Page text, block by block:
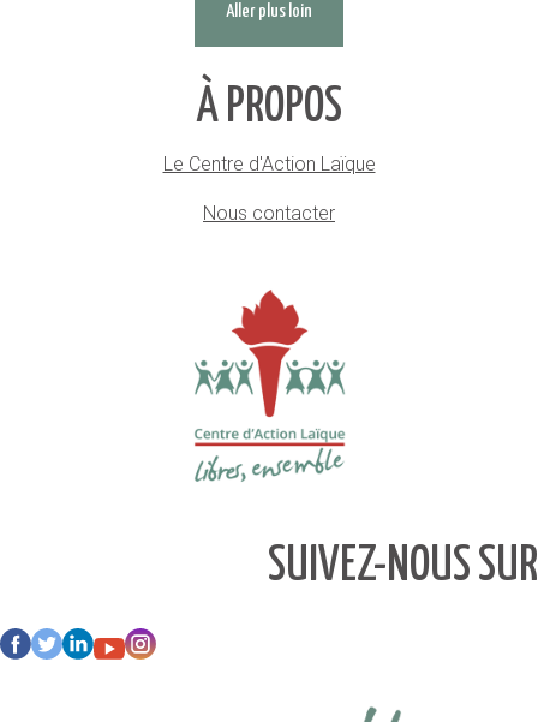
Aller plus loin
À PROPOS
Le Centre d'Action Laïque
Nous contacter
SUIVEZ-NOUS SUR